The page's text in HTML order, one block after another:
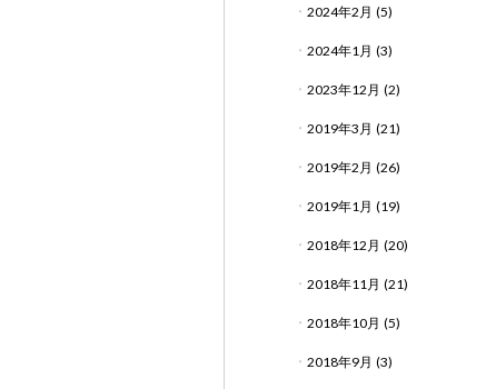
2024年2月 (5)
2024年1月 (3)
2023年12月 (2)
2019年3月 (21)
2019年2月 (26)
2019年1月 (19)
2018年12月 (20)
2018年11月 (21)
2018年10月 (5)
2018年9月 (3)